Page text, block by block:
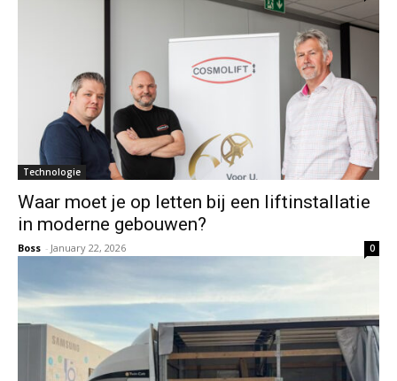
Technologie
Waar moet je op letten bij een liftinstallatie
in moderne gebouwen?
Boss - January 22, 2026 0